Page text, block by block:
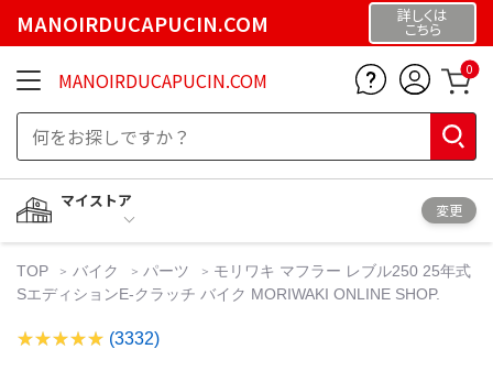
MANOIRDUCAPUCIN.COM 詳しくは
こちら
MANOIRDUCAPUCIN.COM 0
マイストア
変更
TOP バイク パーツ
モリワキ マフラー レブル250 25年式
SエディションE-クラッチ バイク MORIWAKI ONLINE SHOP.
(3332)